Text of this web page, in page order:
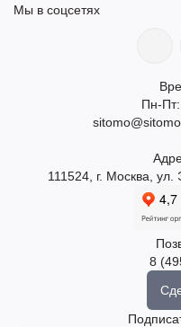
Мы в соцсетях
Пн-
111524, г. Москва, ул.
8